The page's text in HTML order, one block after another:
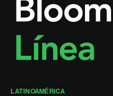
LATINOAMÉRICA